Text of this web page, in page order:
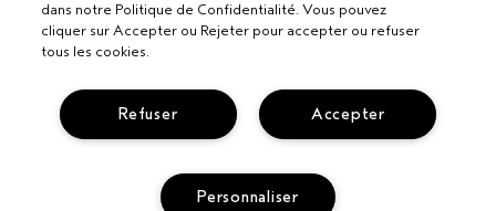
dans notre Politique de Confidentialité. Vous pouvez
cliquer sur Accepter ou Rejeter pour accepter ou refuser
tous les cookies.
Accepter
Refuser
Personnaliser